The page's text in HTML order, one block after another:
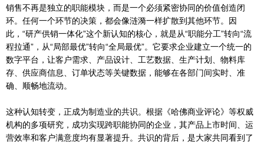
销售不再是独立的职能模块，而是一个必须紧密协同的价值创造闭
环。任何一个环节的决策，都会像涟漪一样扩散到其他环节。因
此，“研产供销一体化”这个新认知的核心，就是从“职能分工”转向“流
程拉通”，从“局部最优”转向“全局最优”。它要求企业建立一个统一的
数字平台，让客户需求、产品设计、工艺数据、生产计划、物料库
存、供应商信息、订单状态等关键数据，能够在各部门间实时、准
确、顺畅地流动。
这种认知转变，正成为制造业的共识。根据《哈佛商业评论》等权威
机构的多项研究，成功实现跨职能协同的企业，其产品上市时间、运
营效率和客户满意度均有显著提升。共识的背后，是大家共同看到了